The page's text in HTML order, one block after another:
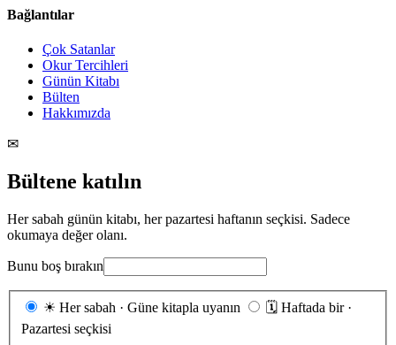
Bağlantılar
Çok Satanlar
Okur Tercihleri
Günün Kitabı
Bülten
Hakkımızda
✉
Bültene katılın
Her sabah günün kitabı, her pazartesi haftanın seçkisi. Sadece
okumaya değer olanı.
Bunu boş bırakın
Gönderim
☀ Her sabah · Güne kitapla uyanın 🗓 Haftada bir ·
Pazartesi seçkisi